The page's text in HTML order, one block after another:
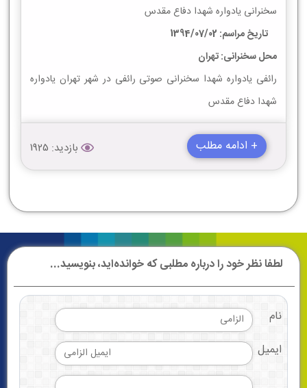
سخنرانی یادواره شهدا دفاع مقدس
تاریخ مراسم: 1394/07/02
محل سخنرانی: تهران
رائفی یادواره شهدا سخنرانی صوتی رائفی در شهر تهران یادواره
شهدا دفاع مقدس
+ ادامه مطلب بازدید: 1925
لطفا نظر خود را درباره مطلبی که خوانده‌اید، بنویسید...
نام
ایمیل